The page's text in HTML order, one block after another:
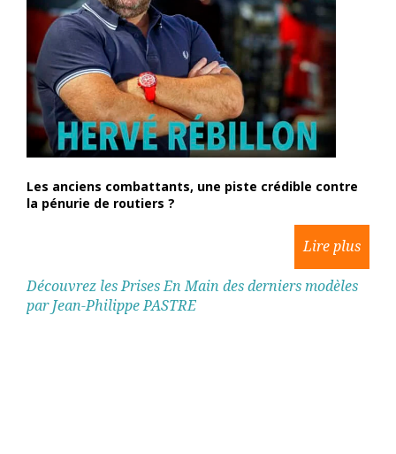
Les anciens combattants, une piste crédible contre
la pénurie de routiers ?
Découvrez les Prises En Main des derniers modèles
par Jean-Philippe PASTRE